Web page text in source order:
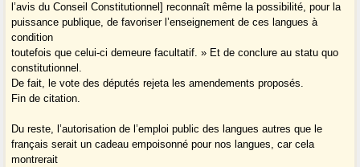
l’avis du Conseil Constitutionnel] reconnaît même la possibilité, pour la
puissance publique, de favoriser l’enseignement de ces langues à
condition
toutefois que celui-ci demeure facultatif. » Et de conclure au statu quo
constitutionnel.
De fait, le vote des députés rejeta les amendements proposés.
Fin de citation.
Du reste, l’autorisation de l’emploi public des langues autres que le
français serait un cadeau empoisonné pour nos langues, car cela
montrerait